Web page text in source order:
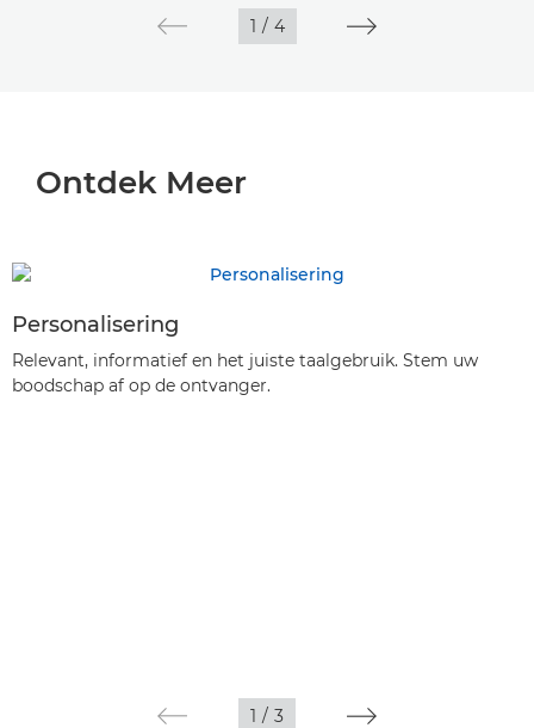
1 / 4
Ontdek Meer
Personalisering
Relevant, informatief en het juiste taalgebruik. Stem uw
boodschap af op de ontvanger.
1 / 3